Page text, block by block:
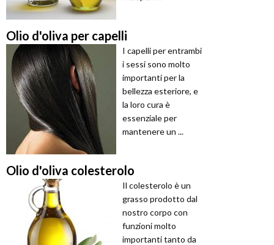
Olio d'oliva per capelli
I capelli per entrambi
i sessi sono molto
importanti per la
bellezza esteriore, e
la loro cura è
essenziale per
mantenere un ...
Olio d'oliva colesterolo
Il colesterolo è un
grasso prodotto dal
nostro corpo con
funzioni molto
importanti tanto da